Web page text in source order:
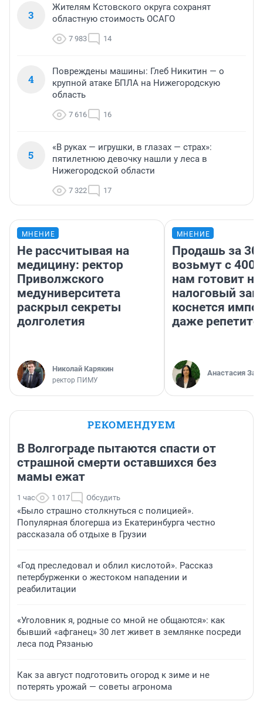
3
Жителям Кстовского округа сохранят
областную стоимость ОСАГО
7 983 14
4
Повреждены машины: Глеб Никитин — о
крупной атаке БПЛА на Нижегородскую
область
7 616 16
5
«В руках — игрушки, в глазах — страх»:
пятилетнюю девочку нашли у леса в
Нижегородской области
7 322 17
МНЕНИЕ
Не рассчитывая на
медицину: ректор
Приволжского
медуниверситета
раскрыл секреты
долголетия
Николай Карякин
ректор ПИМУ
МНЕНИЕ
Продашь за
возьмут с
нам готовит
налоговый
коснется
даже
Анастасия
РЕКОМЕНДУЕМ
В Волгограде пытаются спасти от
страшной смерти оставшихся без
мамы ежат
1 час 1 017 Обсудить
«Было страшно столкнуться с полицией».
Популярная блогерша из Екатеринбурга честно
рассказала об отдыхе в Грузии
«Год преследовал и облил кислотой». Рассказ
петербурженки о жестоком нападении и
реабилитации
«Уголовник я, родные со мной не общаются»: как
бывший «афганец» 30 лет живет в землянке посреди
леса под Рязанью
Как за август подготовить огород к зиме и не
потерять урожай — советы агронома